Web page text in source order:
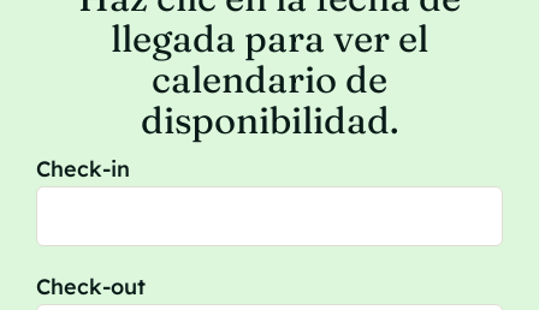
llegada para ver el
calendario de
disponibilidad.
Check-in
Check-out